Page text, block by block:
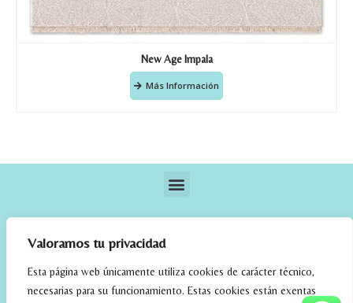
Valoramos tu privacidad
Esta página web únicamente utiliza cookies de carácter técnico,
necesarias para su funcionamiento. Estas cookies están exentas
New Age Impala
Más Información
elrincondefehmi.com © 2023. Designed By W Media